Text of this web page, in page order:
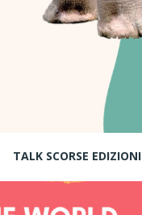
TALK SCORSE EDIZIONI